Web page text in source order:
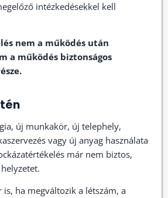
intézkedésekkel kell
nem a működés után
a működés biztonságos
új munkakör, új telephely,
vagy új anyag használata
már nem biztos,
is, ha megváltozik a létszám, a